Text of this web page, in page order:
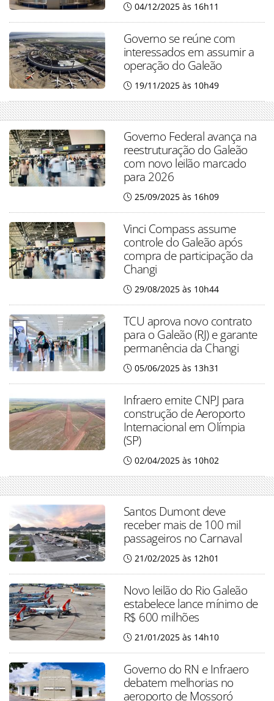
04/12/2025 às 16h11
Governo se reúne com
interessados em assumir a
operação do Galeão
19/11/2025 às 10h49
Governo Federal avança na
reestruturação do Galeão
com novo leilão marcado
para 2026
25/09/2025 às 16h09
Vinci Compass assume
controle do Galeão após
compra de participação da
Changi
29/08/2025 às 10h44
TCU aprova novo contrato
para o Galeão (RJ) e garante
permanência da Changi
05/06/2025 às 13h31
Infraero emite CNPJ para
construção de Aeroporto
Internacional em Olímpia
(SP)
02/04/2025 às 10h02
Santos Dumont deve
receber mais de 100 mil
passageiros no Carnaval
21/02/2025 às 12h01
Novo leilão do Rio Galeão
estabelece lance mínimo de
R$ 600 milhões
21/01/2025 às 14h10
Governo do RN e Infraero
debatem melhorias no
aeroporto de Mossoró